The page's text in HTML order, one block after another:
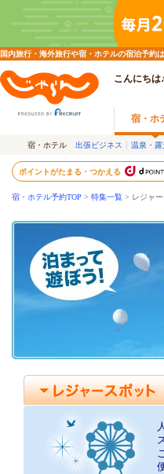
国内旅行・海外旅行や宿・ホテルの宿泊予
こんにちは
宿・ホ
宿・ホテル 出張ビジネス 温泉・露
ポイントがたまる・つかえる
宿・ホテル予約TOP > 特集一覧 > レジャ